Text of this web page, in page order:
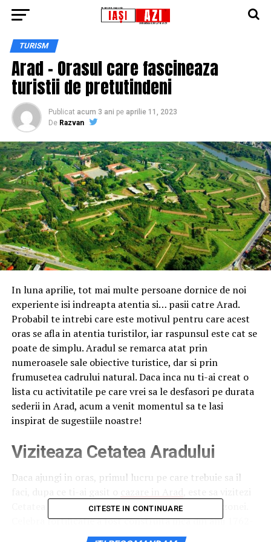
TURISM
Arad – Orasul care fascineaza
turistii de pretutindeni
Publicat acum 3 ani pe aprilie 11, 2023
De Razvan
In luna aprilie, tot mai multe persoane dornice de noi
experiente isi indreapta atentia si… pasii catre Arad.
Probabil te intrebi care este motivul pentru care acest
oras se afla in atentia turistilor, iar raspunsul este cat se
poate de simplu. Aradul se remarca atat prin
numeroasele sale obiective turistice, dar si prin
frumusetea cadrului natural. Daca inca nu ti-ai creat o
lista cu activitatile pe care vrei sa le desfasori pe durata
sederii in Arad, acum a venit momentul sa te lasi
inspirat de sugestiile noastre!
Viziteaza Cetatea Aradului
Daca ajungi in oras, primul lucru pe care trebuie sa il
Cetatea Aradului, un simbol istoric si cultural al zonei.
Celebra fortificatie a fost construita inca din anii 1762-
1783. Forma poligonala si stilul baroc impresioneaza
CITESTE IN CONTINUARE